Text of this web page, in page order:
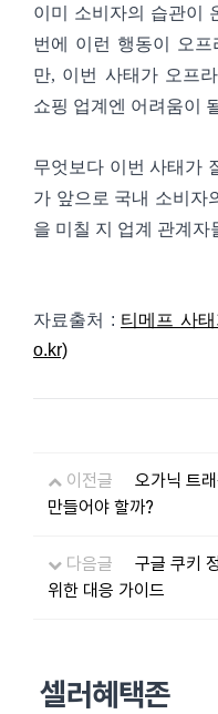
이미 소비자의 습관이
번에 이런 행동이 오프
만, 이번 사태가 오프
쇼핑 업계엔 어려움이
무엇보다 이번 사태가
가 앞으로 국내 소비자
을 미칠 지 업계 관계자
자료출처 : 티메프 사
o.kr)
이전글
오가닉 트
만들어야 할까?
다음글
구글 쿠키
위한 대응 가이드
셀러혜택존